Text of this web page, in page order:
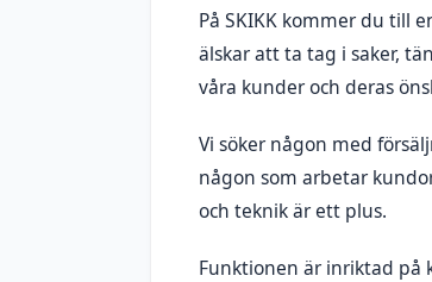
På SKIKK kommer du till
älskar att ta tag i saker,
våra kunder och deras
Vi söker någon med
någon som arbetar
och teknik är ett plus.
Funktionen är inriktad på